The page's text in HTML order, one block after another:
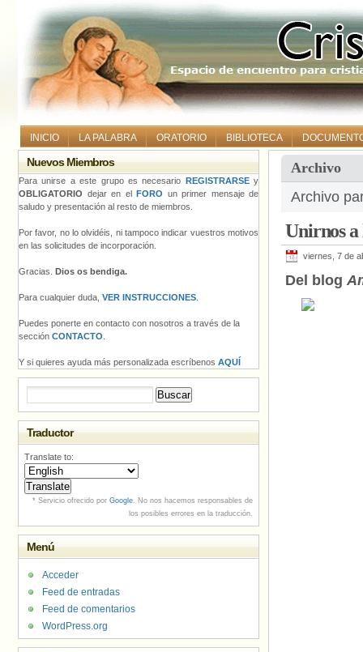
INICIO LA PALABRA ORATORIO BIBLIOTECA
Archivo
Archivo
Unirnos a
viernes, 7 de
Del blog
Nuevos Miembros
Para unirse a este grupo es necesario REGISTRARSEy
OBLIGATORIO dejar en el FORO un primer mensaje de
saludo y presentación al resto de miembros.
Por favor, no lo olvidéis, ni tampoco indicar vuestros motivos
en las solicitudes de incorporación.
Gracias. Dios os bendiga.
Para cualquier duda, VER INSTRUCCIONES
Puedes ponerte en contacto con nosotros a través de la
sección CONTACTO
Y si quieres ayuda más personalizada escríbenos AQUÍ
Traductor
Translate to:
* Servicio ofrecido por Google. No nos hacemos responsables de
los posibles errores en la traducción.
Menú
Acceder
Feed de entradas
Feed de comentarios
WordPress.org